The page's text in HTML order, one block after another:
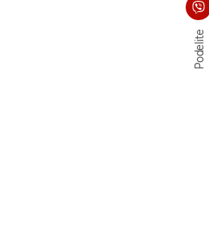
Podelite